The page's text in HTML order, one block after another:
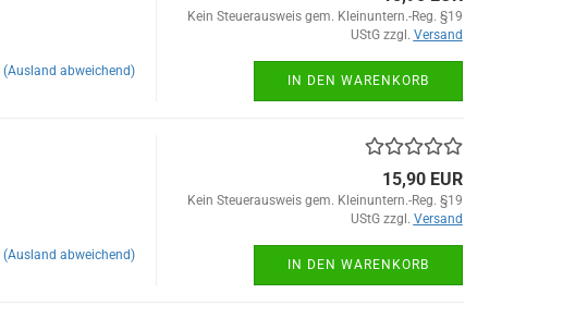
(Ausland abweichend)
Kein Steuerausweis gem. Kleinuntern.-Reg. §19
UStG zzgl. Versand
IN DEN WARENKORB
(Ausland abweichend)
15,90 EUR
Kein Steuerausweis gem. Kleinuntern.-Reg. §19
UStG zzgl. Versand
IN DEN WARENKORB